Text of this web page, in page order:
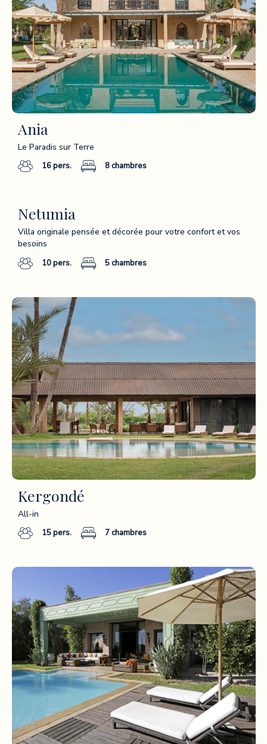
Ania
Le Paradis sur Terre
16pers. 8chambres
Netumia
Villa originale pensée et décorée pour votre confort et vos
besoins
10pers. 5chambres
Kergondé
All-in
15pers. 7chambres